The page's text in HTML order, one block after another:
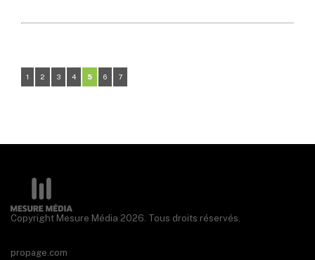
1 2 3 4 5 6 7
Copyright Mesure Média 2026. Tous droits réservés.
propage.com